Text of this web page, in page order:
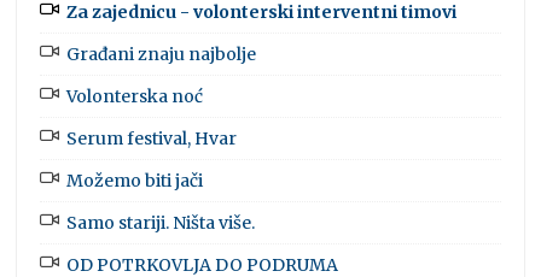
Za zajednicu - volonterski interventni timovi
Građani znaju najbolje
Volonterska noć
Serum festival, Hvar
Možemo biti jači
Samo stariji. Ništa više.
OD POTRKOVLJA DO PODRUMA